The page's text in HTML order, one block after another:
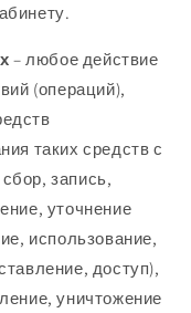
– любое действие
(операций),
таких средств с
запись,
уточнение
использование,
доступ),
уничтожение